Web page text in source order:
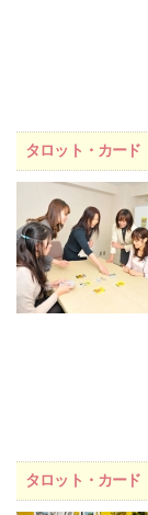
タロット・カー
タロット・カー